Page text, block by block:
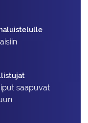
saapuvat